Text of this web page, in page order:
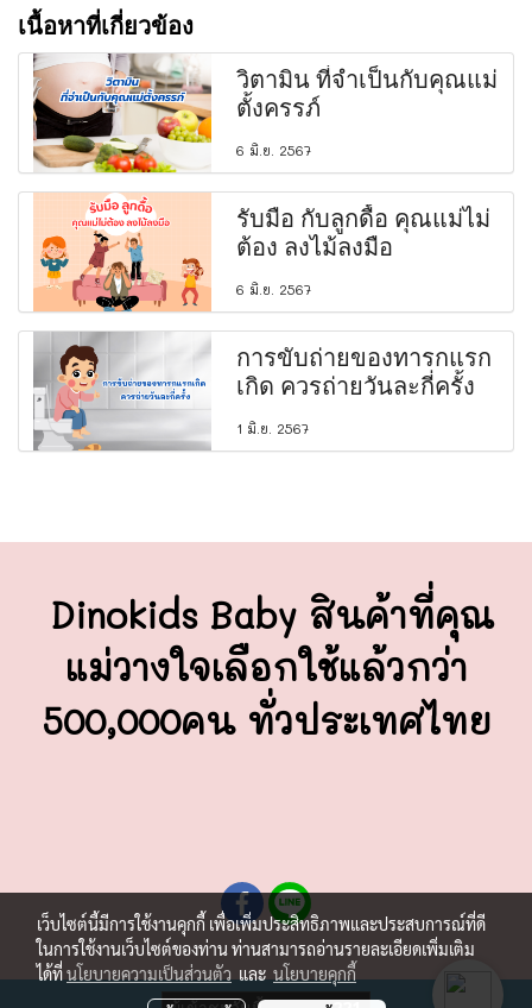
เนื้อหาที่เกี่ยวข้อง
วิตามิน ที่จำเป็นกับคุณแม่
ตั้งครรภ์
6 มิ.ย. 2567
รับมือ กับลูกดื้อ คุณแม่ไม่
ต้อง ลงไม้ลงมือ
6 มิ.ย. 2567
การขับถ่ายของทารกแรก
เกิด ควรถ่ายวันละกี่ครั้ง
1 มิ.ย. 2567
Dinokids Baby สินค้าที่คุณ
แม่วางใจเลือกใช้แล้วกว่า
500,000คน ทั่วประเทศไทย
เว็บไซต์นี้มีการใช้งานคุกกี้ เพื่อเพิ่มประสิทธิภาพและประสบการณ์ที่ดี
ในการใช้งานเว็บไซต์ของท่าน ท่านสามารถอ่านรายละเอียดเพิ่มเติม
ได้ที่นโยบายความเป็นส่วนตัว และ นโยบายคุกกี้